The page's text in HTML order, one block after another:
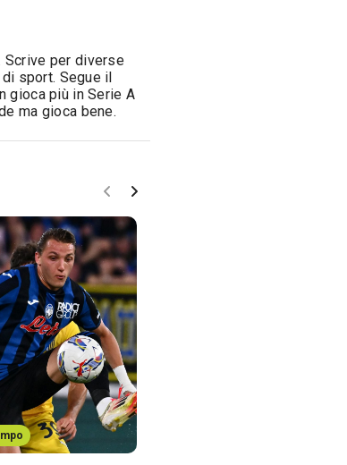
Scrive per diverse
sport. Segue il
gioca più in Serie A
ma gioca bene.